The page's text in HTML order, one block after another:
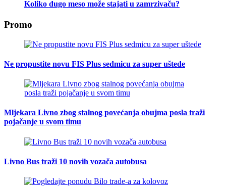
Koliko dugo meso može stajati u zamrzivaču?
Promo
Ne propustite novu FIS Plus sedmicu za super uštede
Mljekara Livno zbog stalnog povećanja obujma posla traži
pojačanje u svom timu
Livno Bus traži 10 novih vozača autobusa